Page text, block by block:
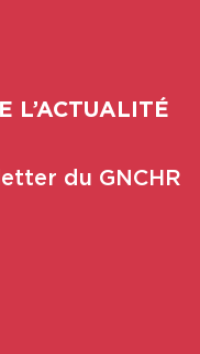
L’ACTUALITÉ
du GNCHR